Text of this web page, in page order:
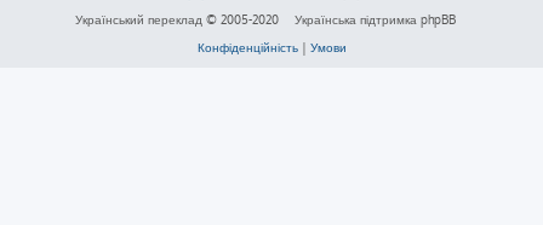
Український переклад © 2005-2020
Українська підтримка phpBB
Конфіденційність| Умови